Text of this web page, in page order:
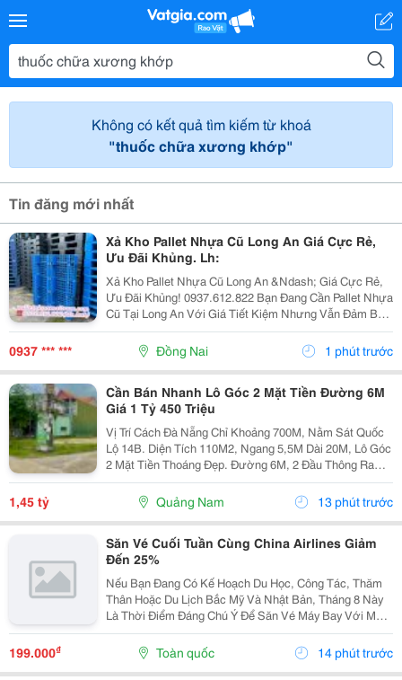
Không có kết quả tìm kiếm từ khoá
"thuốc chữa xương khớp"
Tin đăng mới nhất
Xả Kho Pallet Nhựa Cũ Long An Giá Cực Rẻ,
Ưu Đãi Khủng. Lh:
Xả Kho Pallet Nhựa Cũ Long An &Ndash; Giá Cực Rẻ,
Ưu Đãi Khủng! 0937.612.822 Bạn Đang Cần Pallet Nhựa
Cũ Tại Long An Với Giá Tiết Kiệm Nhưng Vẫn Đảm Bảo
Chất Lượng? Đừng Bỏ Lỡ Chương Trình Xả Kho Số
Lượng Lớn Với Mức Giá Cực Ưu Đãi! ✅ Sản Phẩm...
0937 *** *** Đồng Nai 1 phút trước
Cần Bán Nhanh Lô Góc 2 Mặt Tiền Đường 6M
Giá 1 Tỷ 450 Triệu
Vị Trí Cách Đà Nẵng Chỉ Khoảng 700M, Nằm Sát Quốc
Lộ 14B. Diện Tích 110M2, Ngang 5,5M Dài 20M, Lô Góc
2 Mặt Tiền Thoáng Đẹp. Đường 6M, 2 Đầu Thông Ra
Quốc Lộ 14B Và Đt609, Di Chuyển Thuận Tiện. Khu Dân
Cư Đông Đúc, Nhà Cửa Hiện Hữu, Tiện Ích...
1,45 tỷ Quảng Nam 13 phút trước
Săn Vé Cuối Tuần Cùng China Airlines Giảm
Đến 25%
Nếu Bạn Đang Có Kế Hoạch Du Học, Công Tác, Thăm
Thân Hoặc Du Lịch Bắc Mỹ Và Nhật Bản, Tháng 8 Này
Là Thời Điểm Đáng Chú Ý Để Săn Vé Máy Bay Với Mức
Giá Ưu Đãi. China Airlines Triển Khai Chương Trình Ưu
Đãi Cuối Tuần Giảm Đến 25% Cho Một Số Hành Trình...
199.000₫ Toàn quốc 14 phút trước